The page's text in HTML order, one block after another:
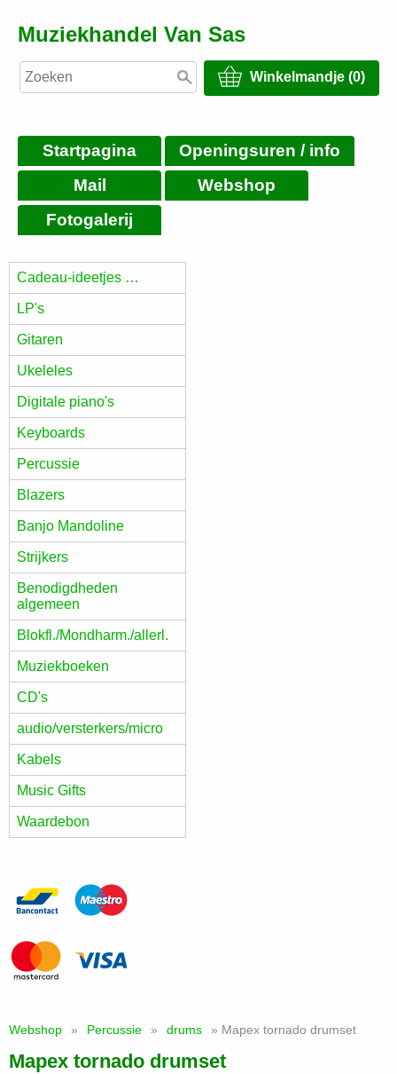
Muziekhandel Van Sas
Winkelmandje (0)
Startpagina
Openingsuren / info
Mail
Webshop
Fotogalerij
Cadeau-ideetjes …
LP's
Gitaren
Ukeleles
Digitale piano's
Keyboards
Percussie
Blazers
Banjo Mandoline
Strijkers
Benodigdheden
algemeen
Blokfl./Mondharm./allerl.
Muziekboeken
CD's
audio/versterkers/micro
Kabels
Music Gifts
Waardebon
Webshop » Percussie » drums » Mapex tornado drumset
Mapex tornado drumset